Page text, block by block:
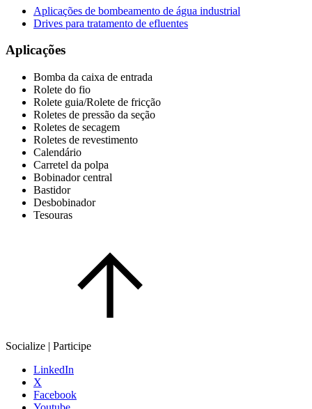
Aplicações de bombeamento de água industrial
Drives para tratamento de efluentes
Aplicações
Bomba da caixa de entrada
Rolete do fio
Rolete guia/Rolete de fricção
Roletes de pressão da seção
Roletes de secagem
Roletes de revestimento
Calendário
Carretel da polpa
Bobinador central
Bastidor
Desbobinador
Tesouras
Socialize | Participe
LinkedIn
X
Facebook